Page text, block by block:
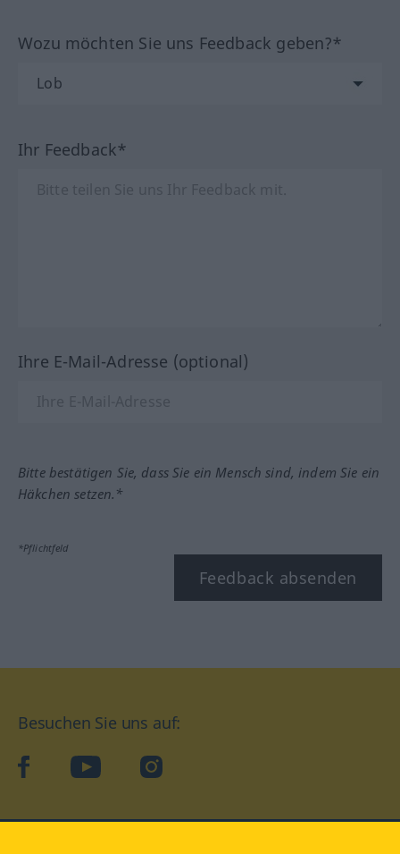
Wozu möchten Sie uns Feedback geben?*
Ihr Feedback*
Ihre E-Mail-Adresse (optional)
Bitte bestätigen Sie, dass Sie ein Mensch sind, indem Sie ein
Häkchen setzen.*
*Pflichtfeld
Feedback absenden
Besuchen Sie uns auf:
facebookYouTube Instagram